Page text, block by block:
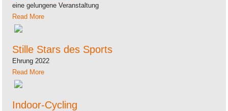
eine gelungene Veranstaltung
Read More
Stille Stars des Sports
Ehrung 2022
Read More
Indoor-Cycling